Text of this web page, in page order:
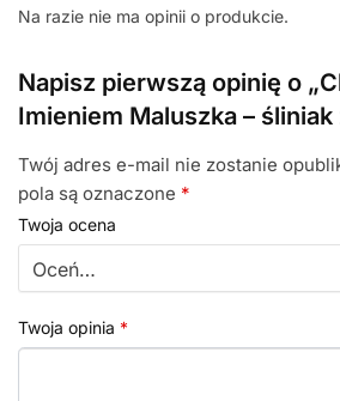
Na razie nie ma opinii o produkcie.
Napisz pierwszą opinię o
Imieniem Maluszka –
Twój adres e-mail nie zostanie
pola są oznaczone *
Twoja ocena
Twoja opinia *